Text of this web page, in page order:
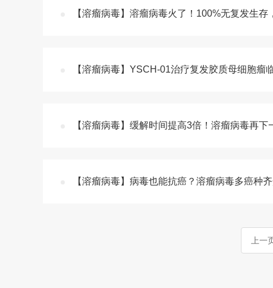
【溶瘤病毒】溶瘤病毒火了！100%无复发生
【溶瘤病毒】YSCH-01治疗复发胶质母细胞瘤
【溶瘤病毒】缓解时间提高3倍！溶瘤病毒再
【溶瘤病毒】病毒也能抗癌？溶瘤病毒多癌
上一